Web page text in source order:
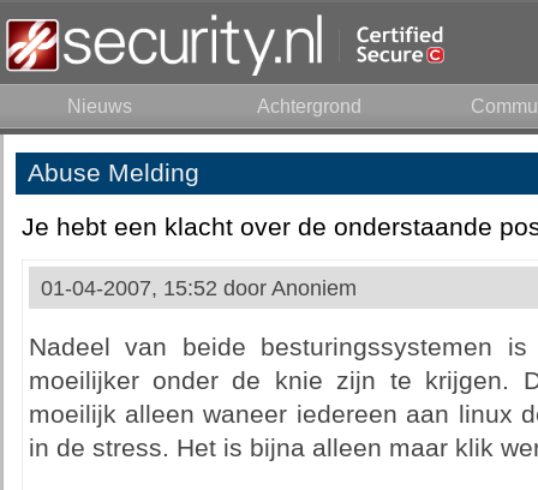
Nieuws Achtergrond
Abuse Melding
Je hebt een klacht over de onderstaande
01-04-2007, 15:52 door Anoniem
Nadeel van beide besturingssystemen
moeilijker onder de knie zijn te krijgen.
moeilijk alleen waneer iedereen aan linux
in de stress. Het is bijna alleen maar klik